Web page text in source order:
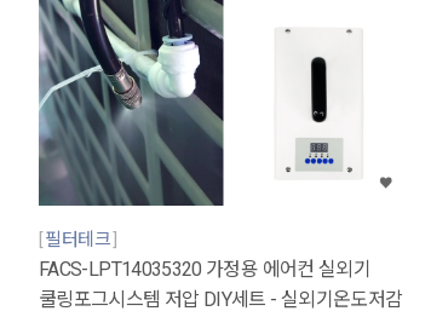
필터테크
FACS-LPT14035320 가정용 에어컨 실외기
쿨링포그시스템 저압 DIY세트 - 실외기온도저감